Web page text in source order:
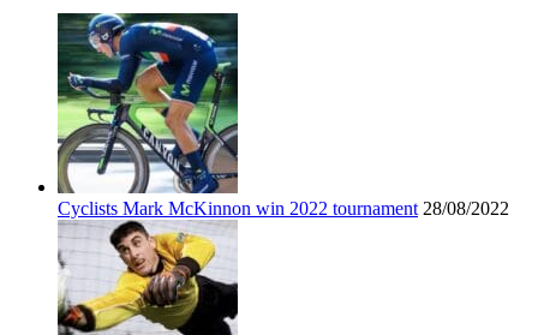
Cyclists Mark McKinnon win 2022 tournament 28/08/2022